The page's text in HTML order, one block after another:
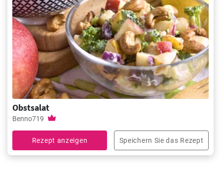
Obstsalat
Benno719
Rezept anzeigen Speichern Sie das Rezept